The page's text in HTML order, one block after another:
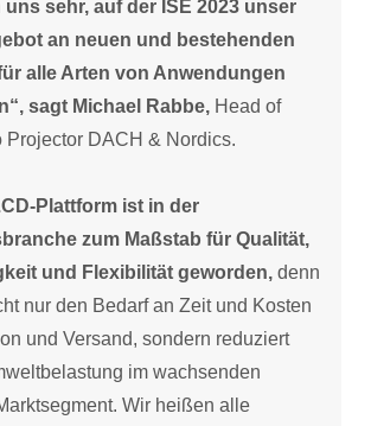
uns sehr, auf der ISE 2023 unser
an neuen und bestehenden
alle Arten von Anwendungen
sagt Michael Rabbe, Head of
Projector DACH & Nordics.
Plattform ist in der
zum Maßstab für Qualität,
und Flexibilität geworden, denn
nur den Bedarf an Zeit und Kosten
und Versand, sondern reduziert
im wachsenden
Wir heißen alle